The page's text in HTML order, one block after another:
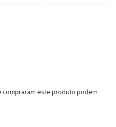
este produto podem